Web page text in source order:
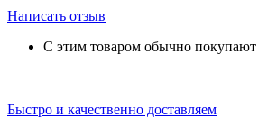
Написать отзыв
С этим товаром обычно покупают
Быстро и качественно доставляем